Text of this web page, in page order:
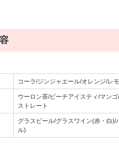
コーラ/ジンジャエール/オレンジ/レ
ウーロン茶/ピーチアイスティ/マン
ストレート
グラスビール/グラスワイン(赤・白
ル)